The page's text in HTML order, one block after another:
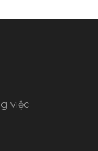
việc